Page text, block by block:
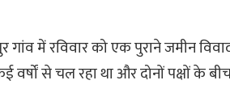
में रविवार को एक पुराने जमीन
वर्षों से चल रहा था और दोनों पक्षों के